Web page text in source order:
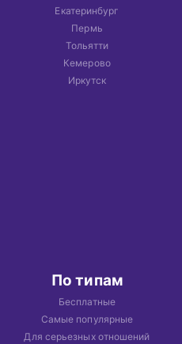
Екатеринбург
Пермь
Тольятти
Кемерово
Иркутск
По типам
Бесплатные
Самые популярные
Для серьезных отношений